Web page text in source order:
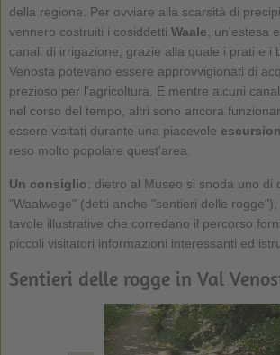
della regione. Per ovviare alla scarsità di
vennero costruiti i cosiddetti Waale , un'estesa
canali di irrigazione, grazie alla quale i prati e i
Venosta potevano essere approvvigionati di
prezioso per l'agricoltura. E mentre alcuni
nel corso del tempo, altri sono ancora
essere visitati durante una piacevole
reso molto popolare quest'area.
Un consiglio: dietro al Museo si snoda uno di
"Waalwege" (detti anche "sentieri delle rogge"),
tavole illustrative che corredano il percorso
piccoli visitatori informazioni interessanti ed
Sentieri delle rogge in Val